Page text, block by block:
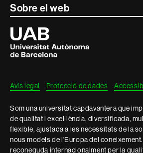
Contacte
informació
legal
Sobre el web
Universitat
Autònoma
de
Barcelona
Avís legal Protecció de dades
Som una universitat capdavantera que
de qualitat i excel·lència, diversificada,
flexible, ajustada a les necessitats de la
nous models de l'Europa del
reconeguda internacionalment per la